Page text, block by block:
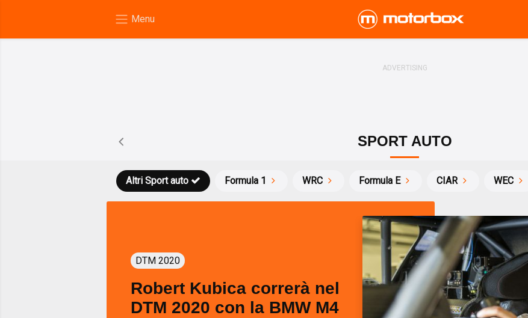
SPORT AUTO
Formula 1 WRC Formula E CIAR WEC
Altri Sport auto
DTM 2020
Robert Kubica correrà nel
DTM 2020 con la BMW M4